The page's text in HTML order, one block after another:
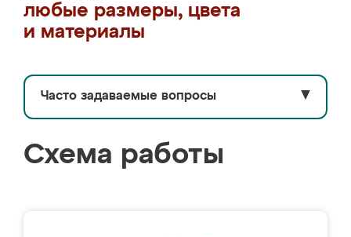
любые размеры, цвета
и материалы
Часто задаваемые вопросы ▼
Схема работы